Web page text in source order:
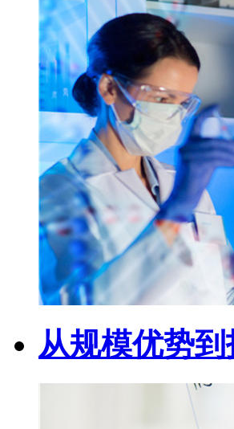
从规模优势